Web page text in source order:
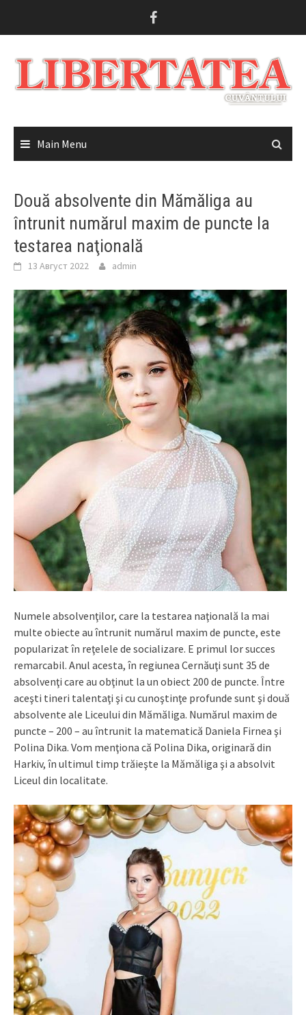
Main Menu
Două absolvente din Mămăliga au
întrunit numărul maxim de puncte la
testarea naţională
13 Август 2022 admin
Numele absolvenţilor, care la testarea naţională la mai
multe obiecte au întrunit numărul maxim de puncte, este
popularizat în reţelele de socializare. E primul lor succes
remarcabil. Anul acesta, în regiunea Cernăuţi sunt 35 de
absolvenţi care au obţinut la un obiect 200 de puncte. Între
aceşti tineri talentaţi şi cu cunoştinţe profunde sunt şi două
absolvente ale Liceului din Mămăliga. Numărul maxim de
puncte – 200 – au întrunit la matematică Daniela Firnea şi
Polina Dika. Vom menţiona că Polina Dika, originară din
Harkiv, în ultimul timp trăieşte la Mămăliga şi a absolvit
Liceul din localitate.